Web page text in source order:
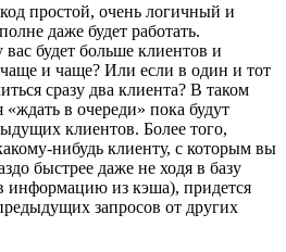
простой, очень логичный и
даже будет работать.
будет больше клиентов и
и чаще? Или если в один и тот
сразу два клиента? В таком
«ждать в очереди» пока будут
клиентов. Более того,
клиенту, с которым вы
быстрее даже не ходя в базу
информацию из кэша), придется
запросов от других